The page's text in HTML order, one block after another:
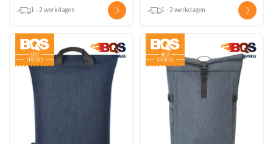
1 - 2 werkdagen 1 - 2 werkdagen